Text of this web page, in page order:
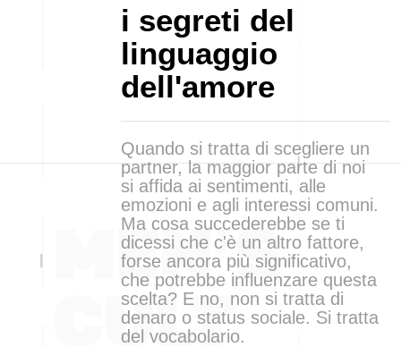
i segreti del
linguaggio
dell'amore
Quando si tratta di scegliere un
partner, la maggior parte di noi
si affida ai sentimenti, alle
emozioni e agli interessi comuni.
Ma cosa succederebbe se ti
dicessi che c'è un altro fattore,
forse ancora più significativo,
che potrebbe influenzare questa
scelta? E no, non si tratta di
denaro o status sociale. Si tratta
del vocabolario.